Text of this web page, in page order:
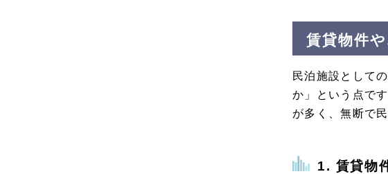
賃貸物件
民泊施設として
か」という点で
が多く、無断で
1. 賃貸物